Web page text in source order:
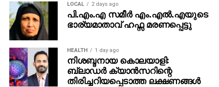
LOCAL 2 days ago
പി.എം.എ സമീര്‍ എം.എല്‍.എയുടെ
ഭാര്യമാതാവ് ഹഫ്സ മരണപ്പെട്ടു
HEALTH 1 day ago
നിശബ്ദനായ കൊലയാളി:
ബ്ലാഡർ ക്യാൻസറിന്റെ
തിരിച്ചറിയപ്പെടാത്ത ലക്ഷണങ്ങൾ